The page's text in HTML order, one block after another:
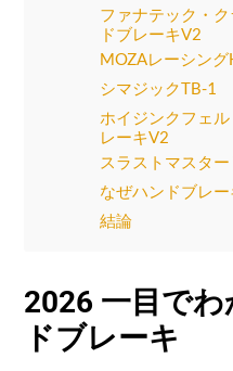
ファナテック・
ドブレーキV2
MOZAレーシング
シマジックTB-1
ホイジンクフェ
レーキV2
スラストマスター
なぜハンドブレ
結論
2026 一目で
ドブレーキ